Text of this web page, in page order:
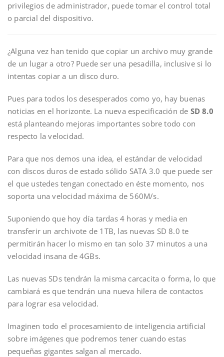
privilegios de administrador, puede tomar el control total
o parcial del dispositivo.
¿Alguna vez han tenido que copiar un archivo muy grande
de un lugar a otro? Puede ser una pesadilla, inclusive si lo
intentas copiar a un disco duro.
Pues para todos los desesperados como yo, hay buenas
noticias en el horizonte. La nueva especificación de SD 8.0
está planteando mejoras importantes sobre todo con
respecto la velocidad.
Para que nos demos una idea, el estándar de velocidad
con discos duros de estado sólido SATA 3.0 que puede ser
el que ustedes tengan conectado en éste momento, nos
soporta una velocidad máxima de 560M/s.
Suponiendo que hoy día tardas 4 horas y media en
transferir un archivote de 1TB, las nuevas SD 8.0 te
permitirán hacer lo mismo en tan solo 37 minutos a una
velocidad insana de 4GBs.
Las nuevas SDs tendrán la misma carcacita o forma, lo que
cambiará es que tendrán una nueva hilera de contactos
para lograr esa velocidad.
Imaginen todo el procesamiento de inteligencia artificial
sobre imágenes que podremos tener cuando estas
pequeñas gigantes salgan al mercado.